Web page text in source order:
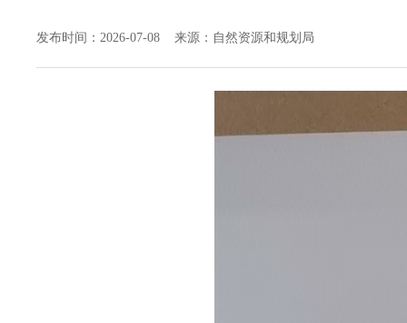
发布时间：2026-07-08 来源：自然资源和规划局